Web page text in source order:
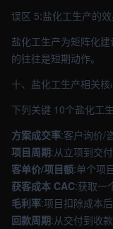
误区 5:盐化工生产的
盐化工生产为矩阵化
的往往是短期动作。
十、盐化工生产相关核
下列关键 10个盐化工
方案成交率:客户询价/
项目周期:从立项到交
客单价/项目额:单个项
获客成本 CAC:获取一
毛利率:项目扣除成本
回款周期:从交付到收